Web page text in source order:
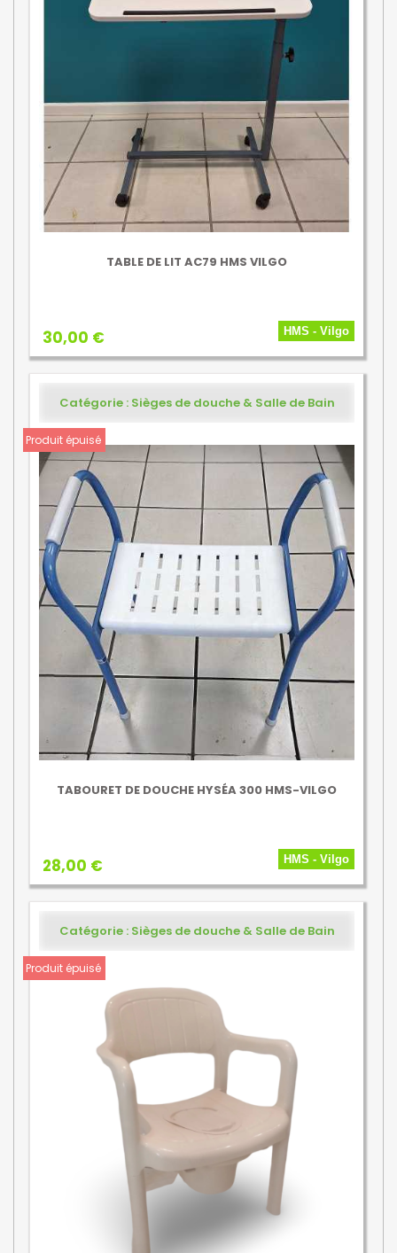
TABLE DE LIT AC79 HMS VILGO
30,00 € HMS - Vilgo
Catégorie : Sièges de douche & Salle de Bain
Produit épuisé
TABOURET DE DOUCHE HYSÉA 300 HMS-VILGO
28,00 € HMS - Vilgo
Catégorie : Sièges de douche & Salle de Bain
Produit épuisé